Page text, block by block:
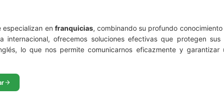
especializan en franquicias, combinando su profundo
ofrecemos soluciones efectivas que protegen sus
lo que nos permite comunicarnos eficazmente y garantizar